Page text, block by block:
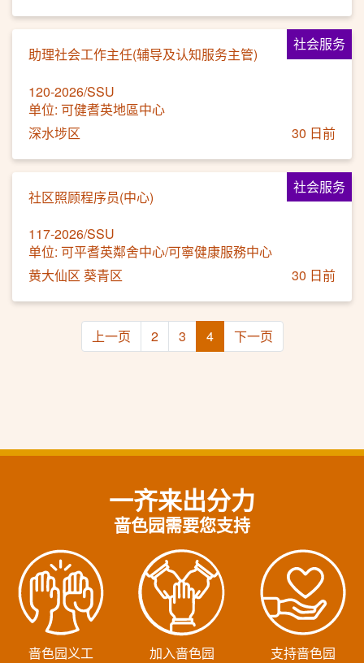
社会服务
助理社会工作主任(辅导及认知服务主管)
120-2026/SSU
单位: 可健耆英地區中心
深水埗区
30 日前
社会服务
社区照顾程序员(中心)
117-2026/SSU
单位: 可平耆英鄰舍中心/可寧健康服務中心
黄大仙区 葵青区
30 日前
上一页 2 3 4 下一页
一齐来出分力
啬色园需要您支持
啬色园义工 加入啬色园 支持啬色园